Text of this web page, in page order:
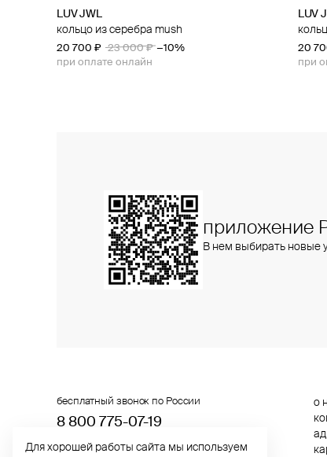
LUV JWL
кольцо из серебра mush
20 700 ₽ 23 000 ₽ −10%
при оплате онлайн
LUV
20
при
приложение
В нем выбирать новые
о
бесплатный звонок по России
8 800 775⁠-07⁠-19
Для хорошей работы сайта мы используем